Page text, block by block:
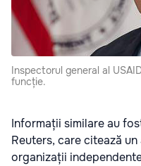
Inspectorul general al
funcție.
Informații similare au
Reuters, care citează
organizații